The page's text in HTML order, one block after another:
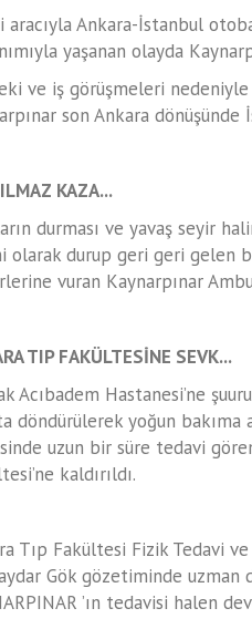
aracıyla Ankara-İstanbul
yaşanan olayda
ve iş görüşmeleri
son Ankara
KAZA...
durması ve yavaş seyir
olarak durup geri geri gelen
vuran Kaynarpınar
TIP FAKÜLTESİNE SEVK...
Acıbadem Hastanesi’ne
döndürülerek yoğun bakıma
uzun bir süre tedavi
kaldırıldı.
Tıp Fakültesi Fizik Tedavi
Gök gözetiminde
’ın tedavisi halen